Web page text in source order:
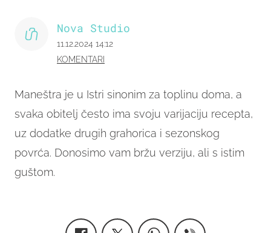
Maneštra je u Istri sinonim za toplinu doma, a
svaka obitelj često ima svoju varijaciju recepta,
uz dodatke drugih grahorica i sezonskog
povrća. Donosimo vam bržu verziju, ali s istim
guštom.
Nova Studio
11.12.2024 14:12
KOMENTARI